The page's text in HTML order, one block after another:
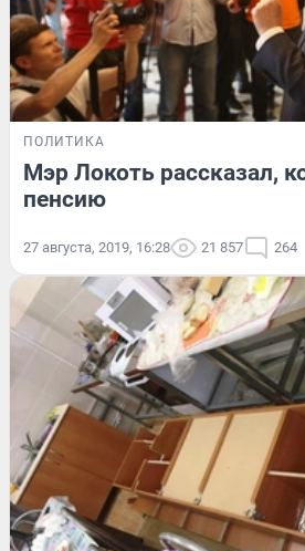
ПОЛИТИКА
Мэр Локоть рассказал,
пенсию
27 августа, 2019, 16:28 21 857 264